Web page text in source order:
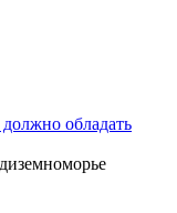
обладать